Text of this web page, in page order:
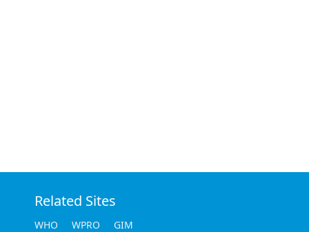
Related Sites
WHO WPRO GIM